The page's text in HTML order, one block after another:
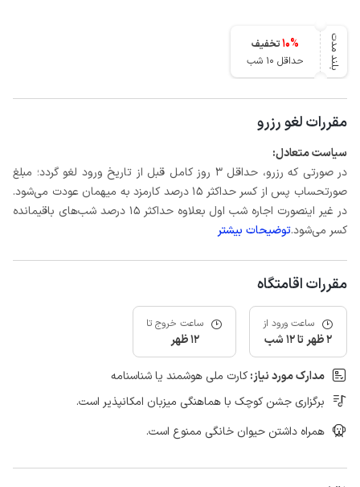
بلند مدت 10%
تخفیف
حداقل 10 شب
مقررات لغو رزرو
سیاست متعادل:
در صورتی که رزرو، حداقل 3 روز کامل قبل از تاریخ ورود لغو گردد؛ مبلغ
صورتحساب پس از کسر حداکثر 15 درصد کارمزد به میهمان عودت می‌شود.
در غیر اینصورت اجاره شب اول بعلاوه حداکثر 15 درصد شب‌های باقیمانده
کسر می‌شود.توضیحات بیشتر
مقررات اقامتگاه
ساعت ورود از
2 ظهر تا 12 شب
ساعت خروج تا
12 ظهر
مدارک مورد نیاز:کارت ملی هوشمند یا شناسنامه
برگزاری جشن کوچک با هماهنگی میزبان امکانپذیر است.
همراه داشتن حیوان خانگی ممنوع است.